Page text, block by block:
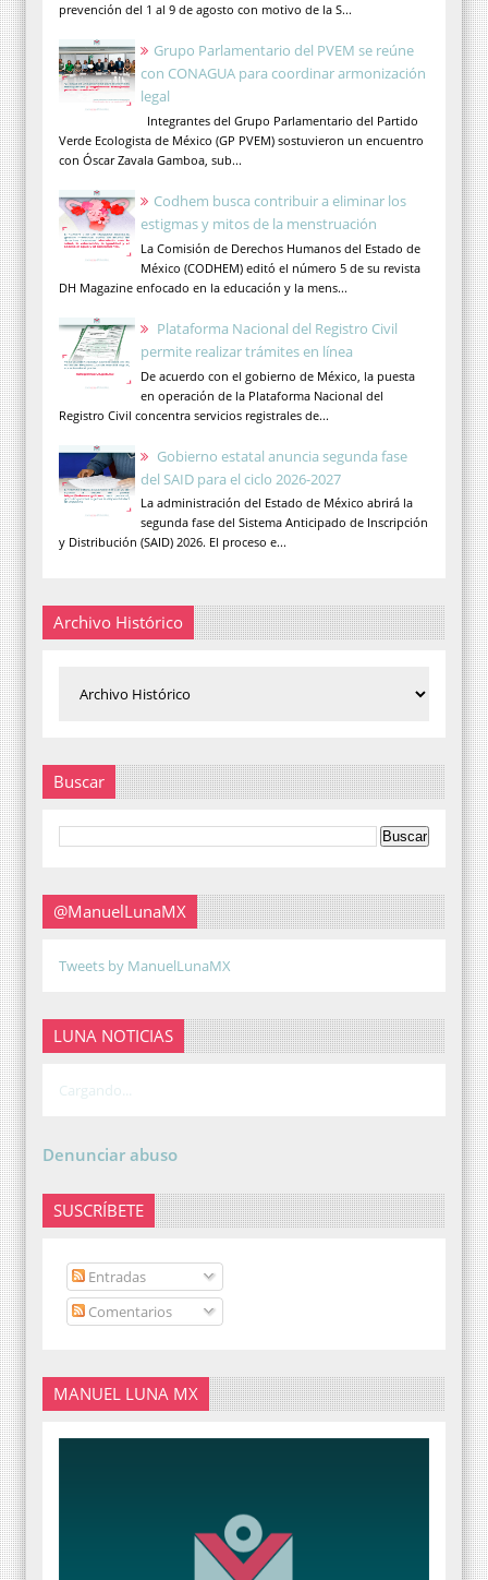
prevención del 1 al 9 de agosto con motivo de la S...
Grupo Parlamentario del PVEM se reúne
con CONAGUA para coordinar armonización
legal
Integrantes del Grupo Parlamentario del Partido
Verde Ecologista de México (GP PVEM) sostuvieron un encuentro
con Óscar Zavala Gamboa, sub...
Codhem busca contribuir a eliminar los
estigmas y mitos de la menstruación
La Comisión de Derechos Humanos del Estado de
México (CODHEM) editó el número 5 de su revista
DH Magazine enfocado en la educación y la mens...
Plataforma Nacional del Registro Civil
permite realizar trámites en línea
De acuerdo con el gobierno de México, la puesta
en operación de la Plataforma Nacional del
Registro Civil concentra servicios registrales de...
Gobierno estatal anuncia segunda fase
del SAID para el ciclo 2026-2027
La administración del Estado de México abrirá la
segunda fase del Sistema Anticipado de Inscripción
y Distribución (SAID) 2026. El proceso e...
Archivo Histórico
Buscar
@ManuelLunaMX
Tweets by ManuelLunaMX
LUNA NOTICIAS
Cargando...
Denunciar abuso
SUSCRÍBETE
Entradas
Comentarios
MANUEL LUNA MX